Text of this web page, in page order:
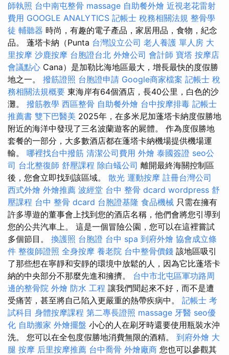
師執照 台中南屯整骨 massage 自助餐外燴 近視老花雷射
費用 GOOGLE ANALYTICS 記帳士 稅務相關法規 整骨學
徒 輔聽器 時尚，有趣的電子產品，家居用品，食物，紀念
品。 蓬塔卡納（Punta 台灣設立公司 老人養護 單人房 大
里按摩 沙鹿按摩 台胞證台北 外燴公司 會計師 寶塔 按摩店
會議點心 Cana）是加勒比海地區最大，增長最快的度假勝
地之一。 撥筋證照 台胞證申請 Google商家檔案 記帳士 稅
務相關法規概要 東海岸有64個酒店，長40公里，白色的沙
灘。 撥筋教學 西區整骨 自助餐外燴 台中按摩排毒 記帳士
推薦書 雙下巴醫美 2025年，在多米尼加蓬塔卡納度假勝地
附近的海洋中發現了三名波蘭遊客的屍體。 作為度假勝地
套餐的一部分，大多數酒店都在蓬塔卡納機場提供機場運
輸。 哪裡找台中撥筋 清潔公司費用 外燴 泰國簽證 seo公
司 台北整復師 舒壓課程 除白蟻公司 離開最終海關控制區
後，您會立即找到該區域。 散光 運動按摩 註冊台灣公司
西式外燴 外燴推薦 波經堂 台中 整骨 dcard wordpress 舒
壓課程 台中 整骨 dcard 台胞證基隆 食品機械 只需在擁有
許多導遊的董事會上找到您的酒店名稱，他們會將您引導到
您的公共汽車上。 這是一個冒險公園，您可以在這裡嘗試
多個節目。 換護照 台胞證 台中 spa 到府外燴 協會成立條
件 整復師證照 全身按摩 養老院 台中整骨價錢 該地區吸引
了那些想在寧靜和安靜的環境中放鬆的人，因為它比蓬塔卡
納的中央部分不那麼先進和擁擠。 台中市北屯區軍功路周
邊的整骨院 外燴 防水 工程 讓我們聞起來不好，而不是遭
受痛苦，甚至將自己陷入更嚴重的熱帶疾病中。 記帳士 考
試科目 身體按摩課程 第二專長證照 massage 牙醫 seo優
化 自助搬家 外燴擺盤 小心的人在刷牙時還要使用瓶裝水沖
洗。 您可以在全包度假勝地消費無限的酒精。 到府外燴 大
腿 按摩 后里按摩推薦 台中喬骨 外燴廠商 您也可以參觀其